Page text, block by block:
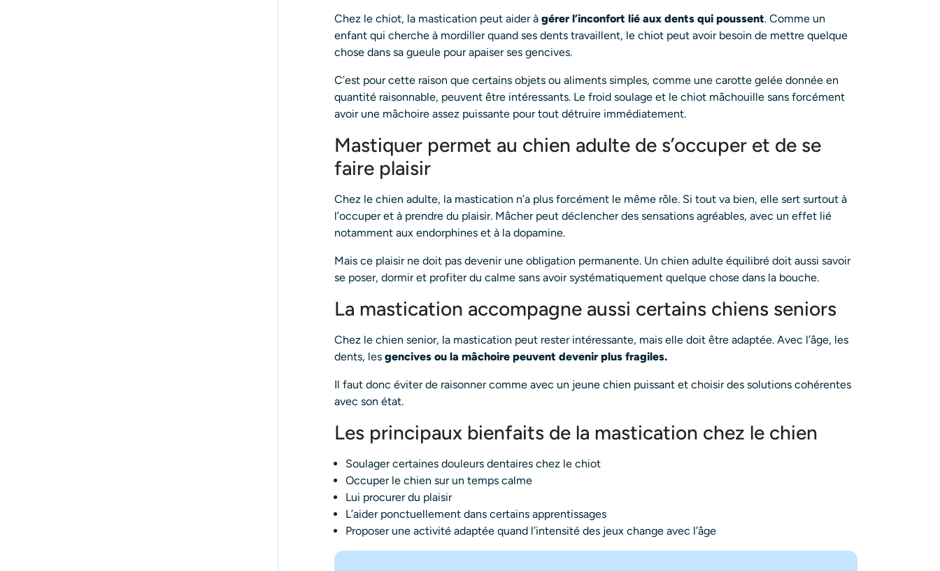
Chez le chiot, la mastication peut aider à gérer l’inconfort lié aux dents qui poussent. Comme un
enfant qui cherche à mordiller quand ses dents travaillent, le chiot peut avoir besoin de mettre quelque
chose dans sa gueule pour apaiser ses gencives.
C’est pour cette raison que certains objets ou aliments simples, comme une carotte gelée donnée en
quantité raisonnable, peuvent être intéressants. Le froid soulage et le chiot mâchouille sans forcément
avoir une mâchoire assez puissante pour tout détruire immédiatement.
Mastiquer permet au chien adulte de s’occuper et de se
faire plaisir
Chez le chien adulte, la mastication n’a plus forcément le même rôle. Si tout va bien, elle sert surtout à
l’occuper et à prendre du plaisir. Mâcher peut déclencher des sensations agréables, avec un effet lié
notamment aux endorphines et à la dopamine.
Mais ce plaisir ne doit pas devenir une obligation permanente. Un chien adulte équilibré doit aussi savoir
se poser, dormir et profiter du calme sans avoir systématiquement quelque chose dans la bouche.
La mastication accompagne aussi certains chiens seniors
Chez le chien senior, la mastication peut rester intéressante, mais elle doit être adaptée. Avec l’âge, les
dents, les gencives ou la mâchoire peuvent devenir plus fragiles.
Il faut donc éviter de raisonner comme avec un jeune chien puissant et choisir des solutions cohérentes
avec son état.
Les principaux bienfaits de la mastication chez le chien
Soulager certaines douleurs dentaires chez le chiot
Occuper le chien sur un temps calme
Lui procurer du plaisir
L’aider ponctuellement dans certains apprentissages
Proposer une activité adaptée quand l’intensité des jeux change avec l’âge